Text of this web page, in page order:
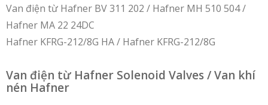
Van điện từ Hafner BV 311 202 / Hafner MH 510 504 /
Hafner MA 22 24DC
Hafner KFRG-212/8G HA / Hafner KFRG-212/8G
Van điện từ Hafner Solenoid Valves / Van khí
nén Hafner